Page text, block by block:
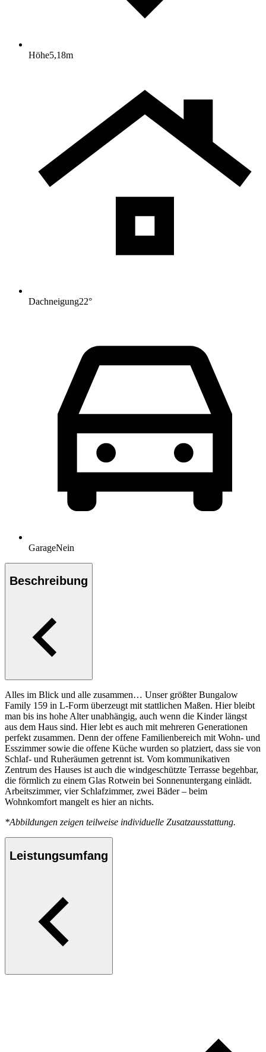
Höhe5,18m
Dachneigung22°
GarageNein
Beschreibung
Alles im Blick und alle zusammen… Unser größter Bungalow
Family 159 in L-Form überzeugt mit stattlichen Maßen. Hier bleibt
man bis ins hohe Alter unabhängig, auch wenn die Kinder längst
aus dem Haus sind. Hier lebt es auch mit mehreren Generationen
perfekt zusammen. Denn der offene Familienbereich mit Wohn- und
Esszimmer sowie die offene Küche wurden so platziert, dass sie von
Schlaf- und Ruheräumen getrennt ist. Vom kommunikativen
Zentrum des Hauses ist auch die windgeschützte Terrasse begehbar,
die förmlich zu einem Glas Rotwein bei Sonnenuntergang einlädt.
Arbeitszimmer, vier Schlafzimmer, zwei Bäder – beim
Wohnkomfort mangelt es hier an nichts.
*Abbildungen zeigen teilweise individuelle Zusatzausstattung.
Leistungsumfang